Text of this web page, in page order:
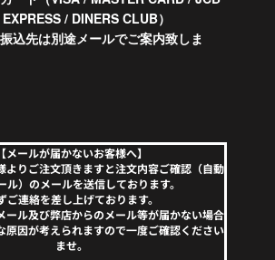
/ DINERS CLUB）
込先は別途メールでご案内致しま
【メールが届かないお客様へ】
よりご注文頂きますと注文内容ご確認（自動
ル）のメールを送信しております。
ご連絡を差し上げております。
ール及び弊店からのメール等が届かない場合
原因が考えられますので一度ご確認ください
ませ。